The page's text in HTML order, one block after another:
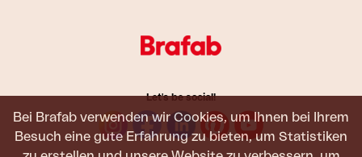
Bei Brafab verwenden wir Cookies, um Ihnen bei Ihrem
Besuch eine gute Erfahrung zu bieten, um Statistiken
Let's be social!